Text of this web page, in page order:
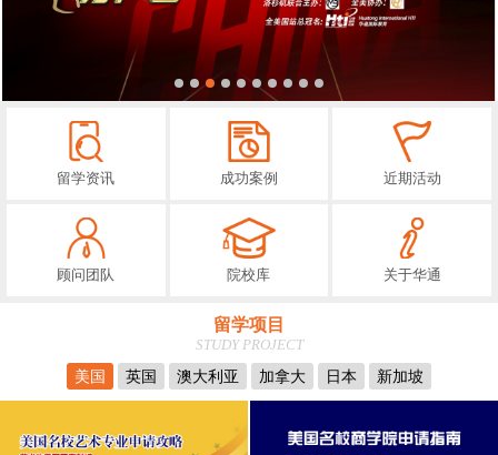
留学资讯 成功案例 近期活动
顾问团队 院校库 关于华通
留学项目
STUDY PROJECT
美国
英国 澳大利亚 加拿大 日本 新加坡